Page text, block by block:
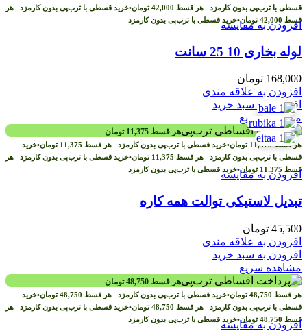
قسطی با ترب‌پی بدون کارمزد هر قسط 42,000 تومان•خرید قسطی با ترب‌پی بدون کارمزد هر
قسط 42,000 تومان•خرید قسطی با ترب‌پی بدون کارمزدافزودن به مقایسه
لوله بخاری 10 25 سانت
168,000 تومان
افزودن به علاقه مندی
افزودن به سبد خرید
مشاهده سریع
هر قسط 11,375 تومان
هر قسط11,375 تومان•خرید قسطی با ترب‌پی بدون کارمزد هر قسط 11,375 تومان•خرید
قسطی با ترب‌پی بدون کارمزد هر قسط 11,375 تومان•خرید قسطی با ترب‌پی بدون کارمزد هر
قسط 11,375 تومان•خرید قسطی با ترب‌پی بدون کارمزدافزودن به مقایسه
تبدیل لاستیکی توالت همه کاره
45,500 تومان
افزودن به علاقه مندی
افزودن به سبد خرید
مشاهده سریع
هر قسط 48,750 تومان
هر قسط 48,750 تومان•خرید قسطی با ترب‌پی بدون کارمزد هر قسط 48,750 تومان•خرید
قسطی با ترب‌پی بدون کارمزد هر قسط 48,750 تومان•خرید قسطی با ترب‌پی بدون کارمزد هر
قسط 48,750 تومان•خرید قسطی با ترب‌پی بدون کارمزدافزودن به مقایسه